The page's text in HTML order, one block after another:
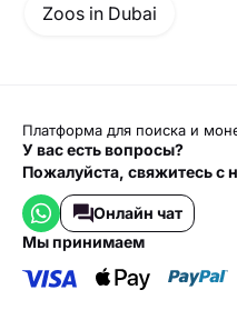
Zoos in Dubai
Платформа для поиска и
У вас есть вопросы?
Пожалуйста, свяжитесь с
Онлайн чат
мы принимаем